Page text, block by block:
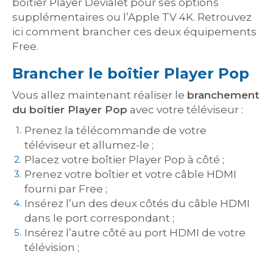
boîtier Player Devialet pour ses options
supplémentaires ou l’Apple TV 4K. Retrouvez
ici comment brancher ces deux équipements
Free.
Brancher le boîtier Player Pop
Vous allez maintenant réaliser le branchement
du boîtier Player Pop avec votre téléviseur :
Prenez la télécommande de votre
téléviseur et allumez-le ;
Placez votre boîtier Player Pop à côté ;
Prenez votre boîtier et votre câble HDMI
fourni par Free ;
Insérez l’un des deux côtés du câble HDMI
dans le port correspondant ;
Insérez l’autre côté au port HDMI de votre
télévision ;